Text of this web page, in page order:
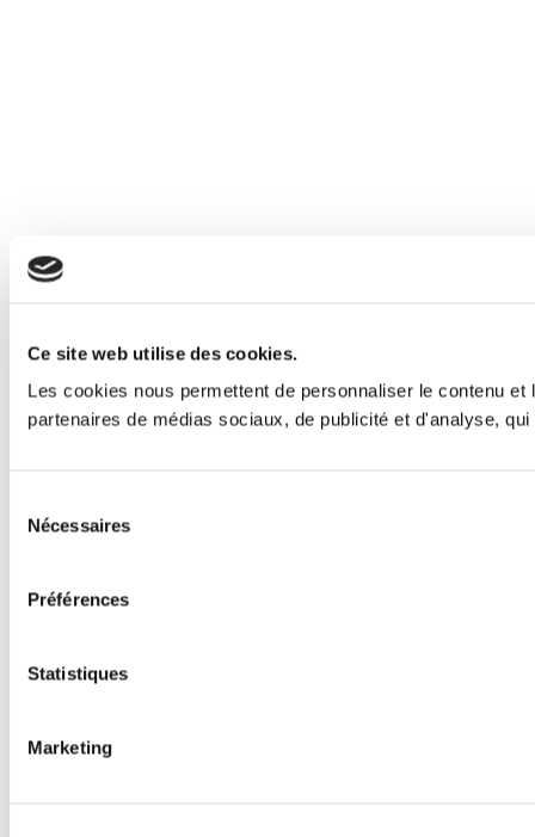
Ce site web utilise des cookies.
Les cookies nous permettent de personnaliser le contenu
partenaires de médias sociaux, de publicité et d'analyse,
Nécessaires
Préférences
Statistiques
Marketing